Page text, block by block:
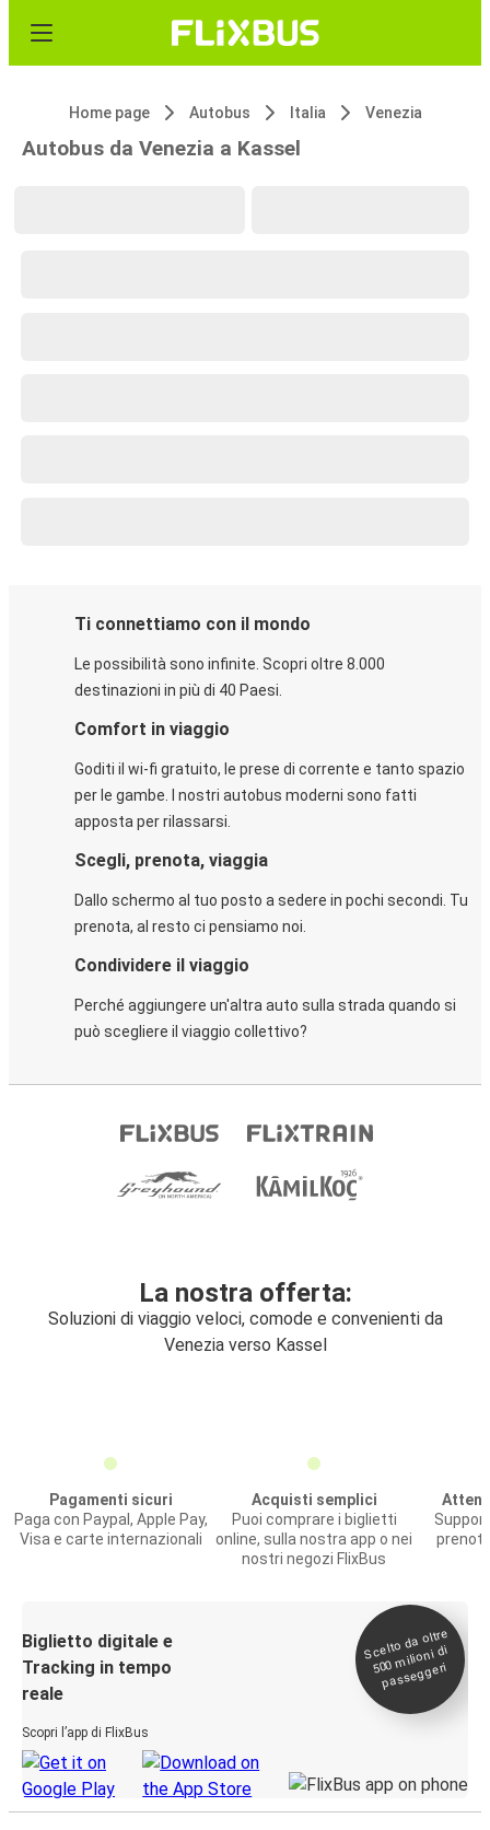
Home page Autobus Italia Venezia
Autobus da Venezia a Kassel
Ti connettiamo con il mondo
Le possibilità sono infinite. Scopri oltre 8.000
destinazioni in più di 40 Paesi.
Comfort in viaggio
Goditi il wi-fi gratuito, le prese di corrente e tanto spazio
per le gambe. I nostri autobus moderni sono fatti
apposta per rilassarsi.
Scegli, prenota, viaggia
Dallo schermo al tuo posto a sedere in pochi secondi. Tu
prenota, al resto ci pensiamo noi.
Condividere il viaggio
Perché aggiungere un'altra auto sulla strada quando si
può scegliere il viaggio collettivo?
La nostra offerta:
Soluzioni di viaggio veloci, comode e convenienti da
Venezia verso Kassel
Pagamenti sicuri
Paga con Paypal, Apple Pay,
Visa e carte internazionali
Acquisti semplici
Puoi comprare i biglietti
online, sulla nostra app o nei
nostri negozi FlixBus
Biglietto digitale e
Tracking in tempo
reale
Scopri l’app di FlixBus
Scelto da oltre
500
milioni di
passeggeri